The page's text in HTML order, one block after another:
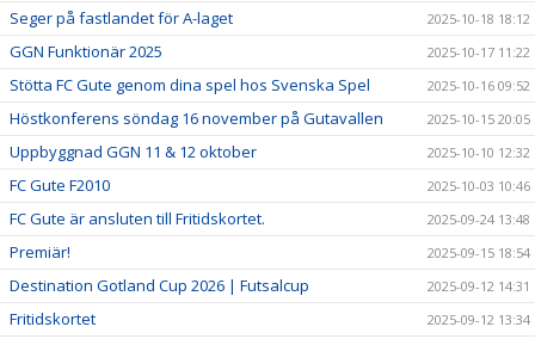
Seger på fastlandet för A-laget 2025-10-18 18:12
GGN Funktionär 2025 2025-10-17 11:22
Stötta FC Gute genom dina spel hos Svenska Spel 2025-10-16 09:52
Höstkonferens söndag 16 november på Gutavallen 2025-10-15 20:05
Uppbyggnad GGN 11 & 12 oktober 2025-10-10 12:32
FC Gute F2010 2025-10-03 10:46
FC Gute är ansluten till Fritidskortet. 2025-09-24 13:48
Premiär! 2025-09-15 18:54
Destination Gotland Cup 2026 | Futsalcup 2025-09-12 14:31
Fritidskortet 2025-09-12 13:34